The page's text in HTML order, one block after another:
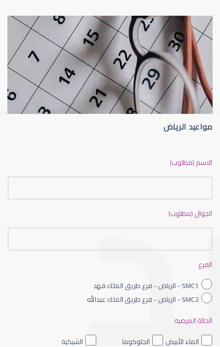
شحاذ العينالجراحة التجميلية للعين
العمليات التجميلية للعين
الجراحة التجميلية للعيون
مواعيد الرياض
الاسم (مطلوب)
الجوال (مطلوب)
الفرع
SMC1 - الرياض - فرع طريق الملك فهد
SMC2 - الرياض - فرع طريق الملك عبدالله
الحالة المرضية
الماء الأبيض
الجلوكوما
الشبكية